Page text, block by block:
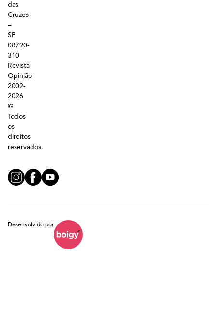
das
Cruzes
–
SP,
08790-
310
Revista
Opinião
2002-
2026
©
Todos
os
direitos
reservados.
Desenvolvido por